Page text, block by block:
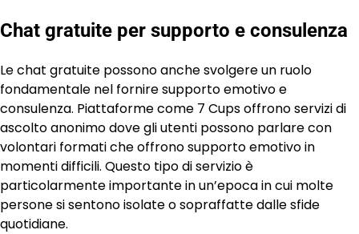
Chat gratuite per supporto e consulenza
Le chat gratuite possono anche svolgere un ruolo
fondamentale nel fornire supporto emotivo e
consulenza. Piattaforme come 7 Cups offrono servizi di
ascolto anonimo dove gli utenti possono parlare con
volontari formati che offrono supporto emotivo in
momenti difficili. Questo tipo di servizio è
particolarmente importante in un’epoca in cui molte
persone si sentono isolate o sopraffatte dalle sfide
quotidiane.